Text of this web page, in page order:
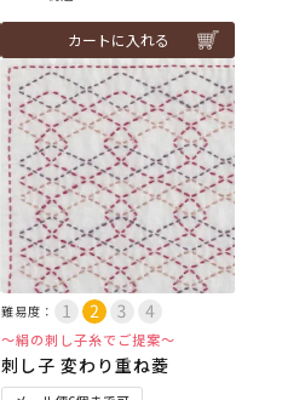
カートに入れる
難易度：
～絹の刺し子糸でご提案～
刺し子 変わり重ね菱